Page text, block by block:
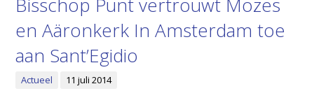
Bisschop Punt vertrouwt Mozes
en Aäronkerk In Amsterdam toe
aan Sant’Egidio
Actueel 11 juli 2014